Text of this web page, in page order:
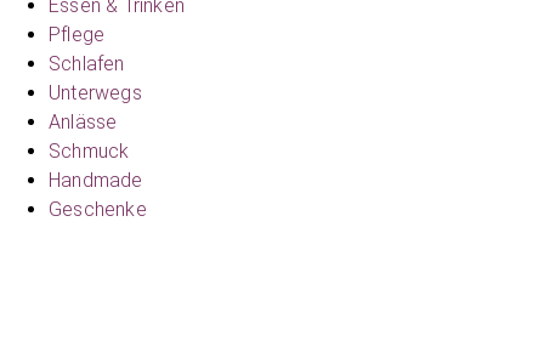
Essen & Trinken
Pflege
Schlafen
Unterwegs
Anlässe
Schmuck
Handmade
Geschenke